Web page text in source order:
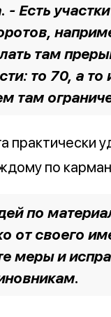
Есть
там
то 70, а то
там
практически
по
по
от своего
меры и